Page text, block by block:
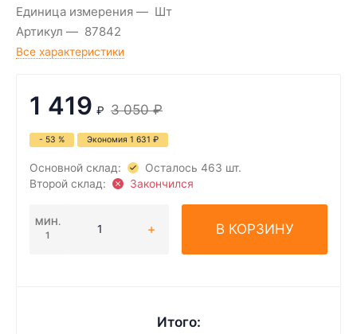
Единица измерения
Шт
Артикул
87842
Все характеристики
1 419 ₽ 3 050 ₽
- 53 % Экономия 1 631 ₽
Основной склад:
Осталось 463 шт.
Второй склад:
Закончился
МИН.
1
В КОРЗИНУ
Итого: